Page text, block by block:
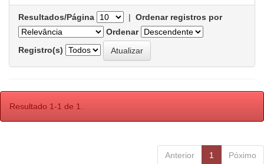
Resultados/Página | Ordenar registros por
Ordenar
Registro(s)
Resultado 1-1 de 1.
Anterior 1 Póximo